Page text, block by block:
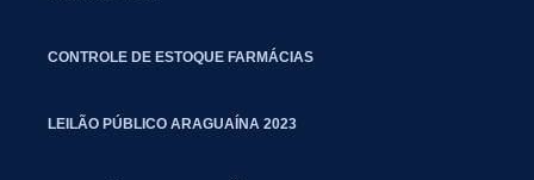
CONTROLE DE ESTOQUE FARMÁCIAS
LEILÃO PÚBLICO ARAGUAÍNA 2023